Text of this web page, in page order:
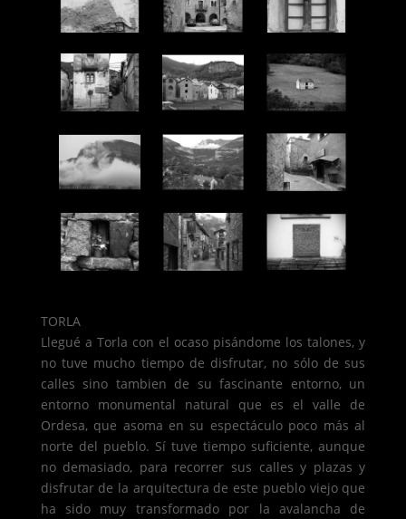
TORLA
Llegué a Torla con el ocaso pisándome los talones, y
no tuve mucho tiempo de disfrutar, no sólo de sus
calles sino tambien de su fascinante entorno, un
entorno monumental natural que es el valle de
Ordesa, que asoma en su espectáculo poco más al
norte del pueblo. Sí tuve tiempo suficiente, aunque
no demasiado, para recorrer sus calles y plazas y
disfrutar de la arquitectura de este pueblo viejo que
ha sido muy transformado por la avalancha de